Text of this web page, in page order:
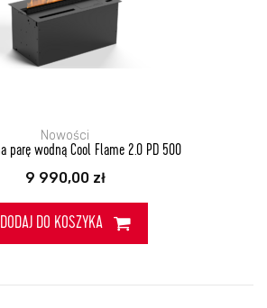
Nowości
parę wodną Cool Flame 2.0 PD 500
9 990,00 zł
DODAJ DO KOSZYKA